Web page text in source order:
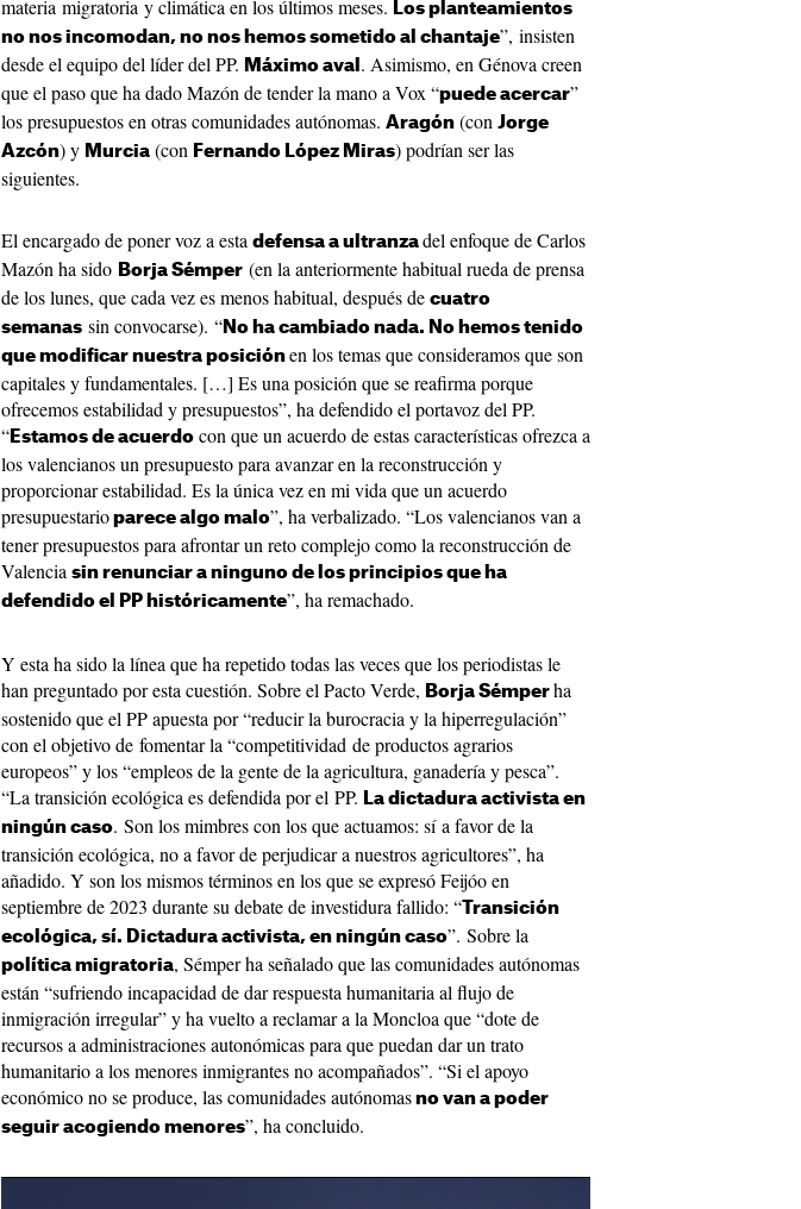
materia migratoria y climática en los últimos meses. Los planteamientos
no nos incomodan, no nos hemos sometido al chantaje”, insisten
desde el equipo del líder del PP. Máximo aval . Asimismo, en Génova creen
que el paso que ha dado Mazón de tender la mano a Vox “puede acercar”
los presupuestos en otras comunidades autónomas. Aragón (con Jorge
Azcón) y Murcia (con Fernando López Miras) podrían ser las
siguientes.
El encargado de poner voz a esta defensa a ultranza del enfoque de Carlos
Mazón ha sido Borja Sémper (en la anteriormente habitual rueda de prensa
de los lunes, que cada vez es menos habitual, después de cuatro
semanas sin convocarse). “ No ha cambiado nada. No hemos tenido
que modificar nuestra posición en los temas que consideramos que son
capitales y fundamentales. […] Es una posición que se reafirma porque
ofrecemos estabilidad y presupuestos”, ha defendido el portavoz del PP.
“ Estamos de acuerdo con que un acuerdo de estas características ofrezca a
los valencianos un presupuesto para avanzar en la reconstrucción y
proporcionar estabilidad. Es la única vez en mi vida que un acuerdo
presupuestario parece algo malo”, ha verbalizado. “Los valencianos van a
tener presupuestos para afrontar un reto complejo como la reconstrucción de
Valencia sin renunciar a ninguno de los principios que ha
defendido el PP históricamente”, ha remachado.
Y esta ha sido la línea que ha repetido todas las veces que los periodistas le
han preguntado por esta cuestión. Sobre el Pacto Verde, Borja Sémper ha
sostenido que el PP apuesta por “reducir la burocracia y la hiperregulación”
con el objetivo de fomentar la “competitividad de productos agrarios
europeos” y los “empleos de la gente de la agricultura, ganadería y pesca”.
“La transición ecológica es defendida por el PP. La dictadura activista en
ningún caso. Son los mimbres con los que actuamos: sí a favor de la
transición ecológica, no a favor de perjudicar a nuestros agricultores”, ha
añadido. Y son los mismos términos en los que se expresó Feijóo en
septiembre de 2023 durante su debate de investidura fallido: “ Transición
ecológica, sí. Dictadura activista, en ningún caso”. Sobre la
política migratoria, Sémper ha señalado que las comunidades autónomas
están “sufriendo incapacidad de dar respuesta humanitaria al flujo de
inmigración irregular” y ha vuelto a reclamar a la Moncloa que “dote de
recursos a administraciones autonómicas para que puedan dar un trato
humanitario a los menores inmigrantes no acompañados”. “Si el apoyo
económico no se produce, las comunidades autónomas no van a poder
seguir acogiendo menores”, ha concluido.